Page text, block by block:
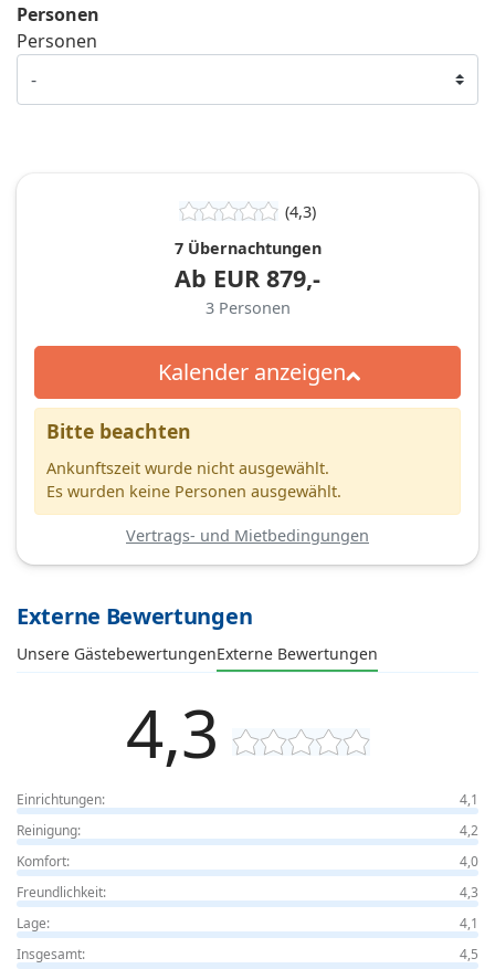
Personen
Personen
(4,3)
7 Übernachtungen
Ab EUR 879,-
3 Personen
Kalender anzeigen
Bitte beachten
Ankunftszeit wurde nicht ausgewählt.
Es wurden keine Personen ausgewählt.
Vertrags- und Mietbedingungen
Externe Bewertungen
Unsere GästebewertungenExterne Bewertungen
4,3
Einrichtungen:
4,1
Reinigung:
4,2
Komfort:
4,0
Freundlichkeit:
4,3
Lage:
4,1
Insgesamt:
4,5